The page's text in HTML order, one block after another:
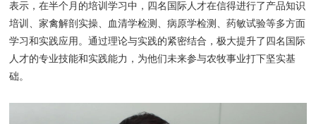
表示，在半个月的培训学习中，四名国际人才在信得进行了产品知识
培训、家禽解剖实操、血清学检测、病原学检测、药敏试验等多方面
学习和实践应用。通过理论与实践的紧密结合，极大提升了四名国际
人才的专业技能和实践能力，为他们未来参与农牧事业打下坚实基
础。